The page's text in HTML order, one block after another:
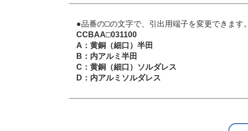
●品番の□の文字で、引出用端子を変更できます。
CCBAA□031100
A：黄銅（細口）半田
B：内アルミ半田
C：黄銅（細口）ソルダレス
D：内アルミソルダレス